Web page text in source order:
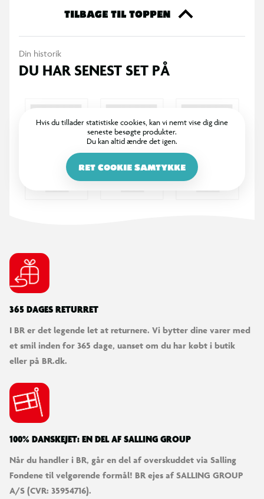
Aske sig presset fra alle sider.
TILBAGE TIL TOPPEN
Din historik
DU HAR SENEST SET PÅ
Hvis du tillader statistiske cookies, kan vi nemt vise dig dine
seneste besøgte produkter.
Du kan altid ændre det igen.
RET COOKIE SAMTYKKE
365 DAGES RETURRET
I BR er det legende let at returnere. Vi bytter dine varer med
et smil inden for 365 dage, uanset om du har købt i butik
eller på BR.dk.
100% DANSKEJET: EN DEL AF SALLING GROUP
Når du handler i BR, går en del af overskuddet via Salling
Fondene til velgørende formål! BR ejes af SALLING GROUP
A/S (CVR: 35954716).